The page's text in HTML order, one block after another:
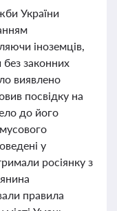
України
іноземців,
без законних
виявлено
посвідку на
до його
у
росіянку з
правила